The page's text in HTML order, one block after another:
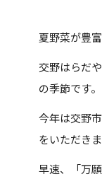
夏野菜が豊
交野はらだ
の季節です。
今年は交野
をいただきま
早速、「万